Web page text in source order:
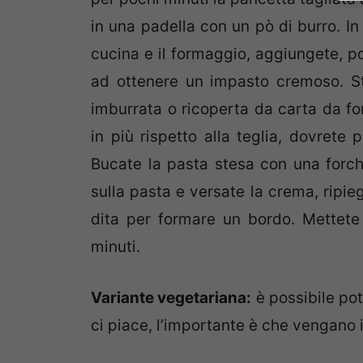
in una padella con un pò di burro.
cucina e il formaggio, aggiungete,
ad ottenere un impasto cremoso.
imburrata o ricoperta da carta da
in più rispetto alla teglia, dovrete
Bucate la pasta stesa con una
sulla pasta e versate la crema,
dita per formare un bordo.
minuti.
Variante vegetariana: è possibile
ci piace, l’importante è che